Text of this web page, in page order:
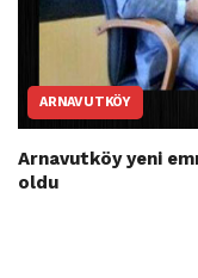
ARNAVUTKÖY
Arnavutköy yeni
oldu